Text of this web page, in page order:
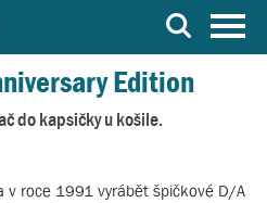
Edition
do kapsičky u košile.
v roce 1991 vyrábět špičkové D/A